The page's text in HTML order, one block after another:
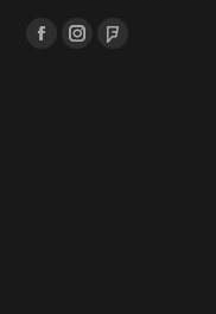
Znajdź nas na:
Facebook
InstagramFoursquare